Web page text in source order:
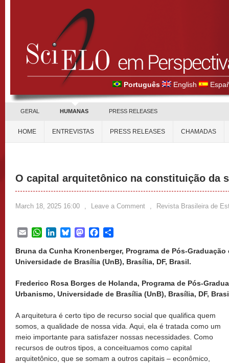
Português English
GERAL HUMANAS PRESS RELEASES
HOME ENTREVISTAS PRESS RELEASES CHAMADAS
O capital arquitetônico na constituição da
March 18, 2025 16:00 , Leave a Comment , Revista Brasileira de
EmailWhatsApp
LinkedInBlueskyMastodonFacebook
Bruna da Cunha Kronenberger, Programa de Pós-
Universidade de Brasília (UnB), Brasília, DF, Brasil.
Frederico Rosa Borges de Holanda, Programa de Pós-
Urbanismo, Universidade de Brasília (UnB), Brasília, DF,
A arquitetura é certo tipo de recurso social que qualifica quem
somos, a qualidade de nossa vida. Aqui, ela é tratada como um
meio importante para satisfazer nossas necessidades. Como
recursos de outros tipos, a conceituamos como capital
arquitetônico, que se somam a outros capitais – econômico,